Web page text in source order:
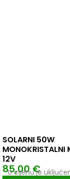
SOLARNI 50W
MONOKRISTALNI
12V
85,00€
* U cijenu je